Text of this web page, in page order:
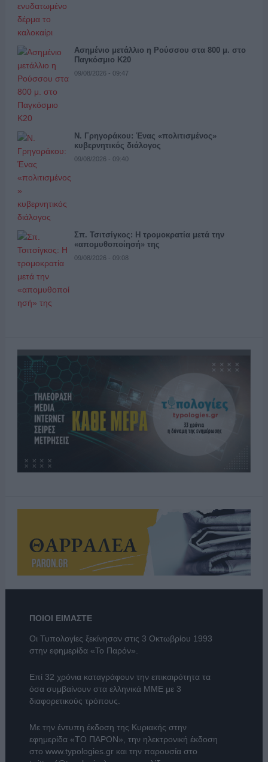
Ασημένιο μετάλλιο η Ρούσσου στα 800 μ. στο
Παγκόσμιο Κ20
09/08/2026 - 09:47
Ν. Γρηγοράκου: Ένας «πολιτισμένος»
κυβερνητικός διάλογος
09/08/2026 - 09:40
Σπ. Τσιτσίγκος: Η τρομοκρατία μετά την
«απομυθοποίησή» της
09/08/2026 - 09:08
ΠΟΙΟΙ ΕΙΜΑΣΤΕ
Οι Τυπολογίες ξεκίνησαν στις 3 Οκτωβρίου 1993
στην εφημερίδα «Το Παρόν».
Επί 32 χρόνια καταγράφουν την επικαιρότητα τα
όσα συμβαίνουν στα ελληνικά ΜΜΕ με 3
διαφορετικούς τρόπους.
Με την έντυπη έκδοση της Κυριακής στην
εφημερίδα «ΤΟ ΠΑΡΟΝ» , την ηλεκτρονική έκδοση
στο www.typologies.grκαι την παρουσία στο